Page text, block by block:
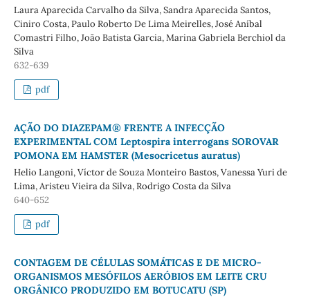
Laura Aparecida Carvalho da Silva, Sandra Aparecida Santos,
Ciniro Costa, Paulo Roberto De Lima Meirelles, José Aníbal
Comastri Filho, João Batista Garcia, Marina Gabriela Berchiol da
Silva
632-639
pdf
AÇÃO DO DIAZEPAM® FRENTE A INFECÇÃO
EXPERIMENTAL COM Leptospira interrogans SOROVAR
POMONA EM HAMSTER (Mesocricetus auratus)
Helio Langoni, Víctor de Souza Monteiro Bastos, Vanessa Yuri de
Lima, Aristeu Vieira da Silva, Rodrigo Costa da Silva
640-652
pdf
CONTAGEM DE CÉLULAS SOMÁTICAS E DE MICRO-
ORGANISMOS MESÓFILOS AERÓBIOS EM LEITE CRU
ORGÂNICO PRODUZIDO EM BOTUCATU (SP)